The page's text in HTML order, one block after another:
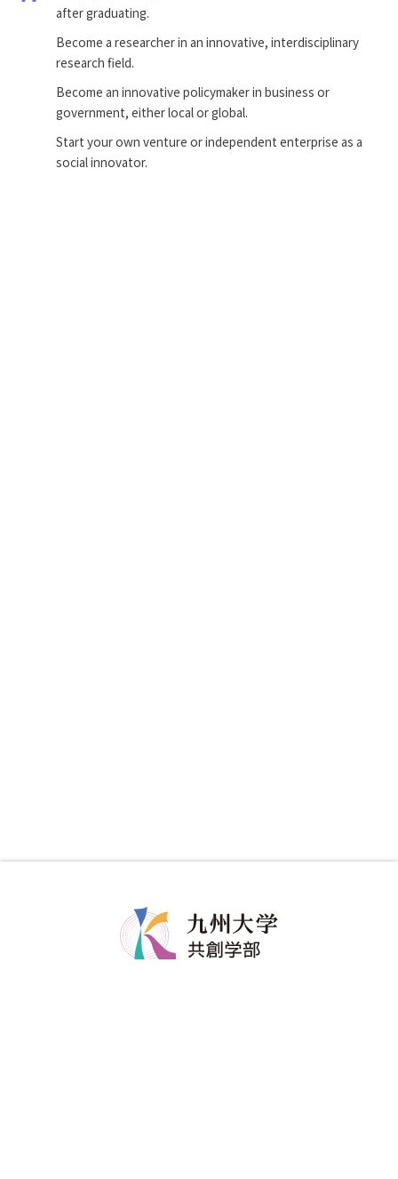
after graduating.
Become a researcher in an innovative, interdisciplinary
research field.
Become an innovative policymaker in business or
government, either local or global.
Start your own venture or independent enterprise as a
social innovator.